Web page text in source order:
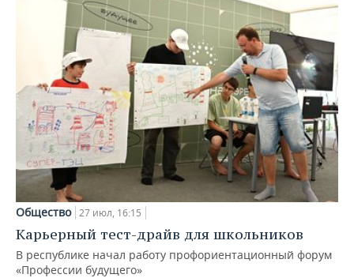
Общество 27 июл, 16:15
Карьерный тест-драйв для школьников
В республике начал работу профориентационный форум
«Профессии будущего»